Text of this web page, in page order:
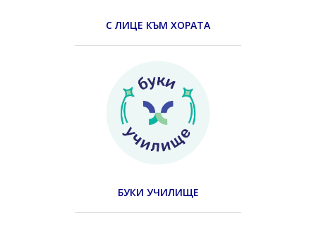
С ЛИЦЕ КЪМ ХОРАТА
БУКИ УЧИЛИЩЕ